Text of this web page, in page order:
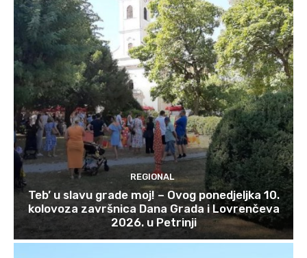
REGIONAL
Teb’ u slavu grade moj! – Ovog ponedjeljka 10.
kolovoza završnica Dana Grada i Lovrenčeva
2026. u Petrinji